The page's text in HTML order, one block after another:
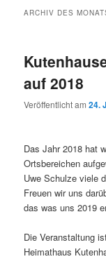
ARCHIV DES
auf 2018
Veröffentlicht am24.
Das Jahr 2018 hat
Ortsbereichen
Uwe Schulze viele
Freuen wir uns
das was uns 2019
Die Veranstaltung
Heimathaus